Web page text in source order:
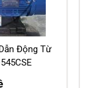
Động Từ